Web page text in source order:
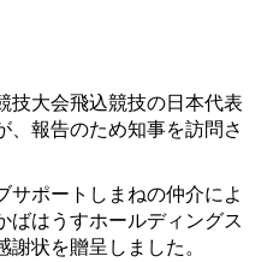
大会飛込競技の日本代表
、報告のため知事を訪問さ
ポートしまねの仲介によ
ばはうすホールディングス
状を贈呈しました。